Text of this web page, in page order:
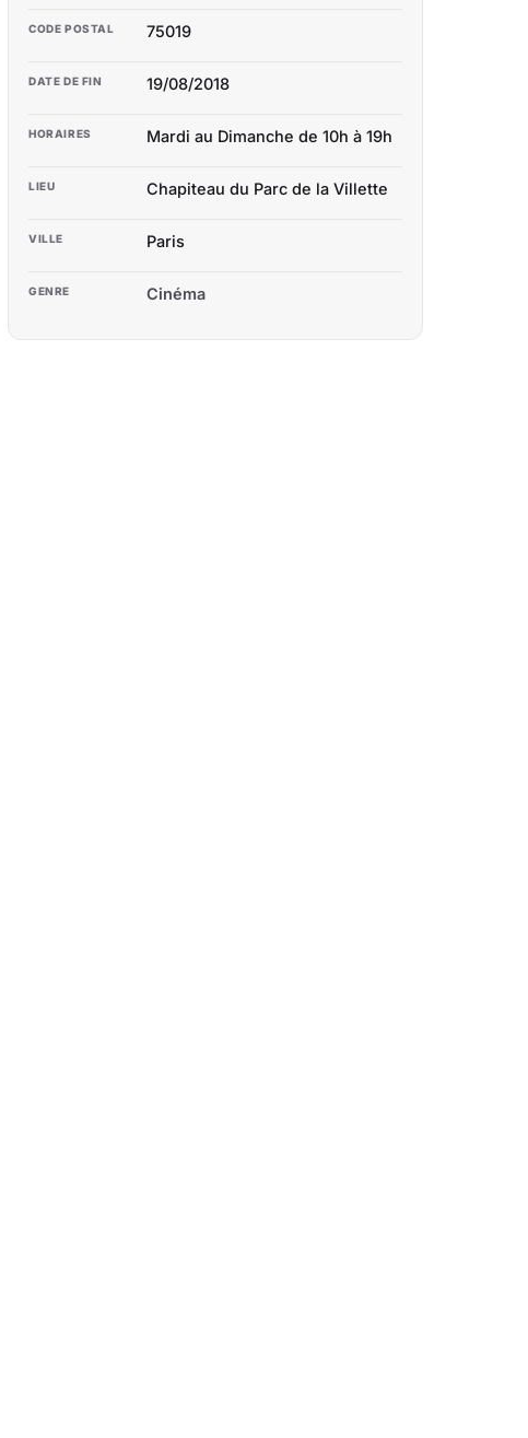
CODE POSTAL 75019
DATE DE FIN 19/08/2018
HORAIRES Mardi au Dimanche de 10h à 19h
LIEU Chapiteau du Parc de la Villette
VILLE Paris
GENRE Cinéma